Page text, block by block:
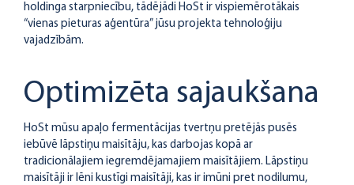
holdinga starpniecību, tādējādi HoSt ir vispiemērotākais
“vienas pieturas aģentūra” jūsu projekta tehnoloģiju
vajadzībām.
Optimizēta sajaukšana
HoSt mūsu apaļo fermentācijas tvertņu pretējās pusēs
iebūvē lāpstiņu maisītāju, kas darbojas kopā ar
tradicionālajiem iegremdējamajiem maisītājiem. Lāpstiņu
maisītāji ir lēni kustīgi maisītāji, kas ir imūni pret nodilumu,